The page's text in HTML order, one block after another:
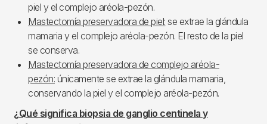
piel y el complejo aréola-pezón.
Mastectomía preservadora de piel: se extrae la glándula
mamaria y el complejo aréola-pezón. El resto de la piel
se conserva.
Mastectomía preservadora de complejo aréola-
pezón: únicamente se extrae la glándula mamaria,
conservando la piel y el complejo aréola-pezón.
¿Qué significa biopsia de ganglio centinela y